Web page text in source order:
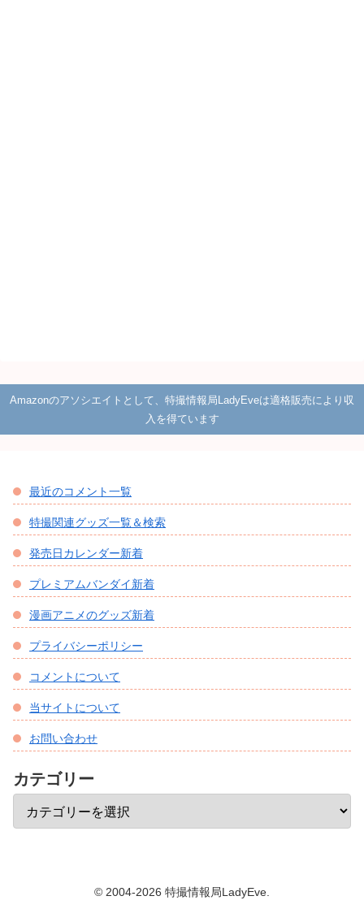
Amazonのアソシエイトとして、特撮情報局LadyEveは適格販売により収
入を得ています
最近のコメント一覧
特撮関連グッズ一覧＆検索
発売日カレンダー新着
プレミアムバンダイ新着
漫画アニメのグッズ新着
プライバシーポリシー
コメントについて
当サイトについて
お問い合わせ
カテゴリー
© 2004-2026 特撮情報局LadyEve.